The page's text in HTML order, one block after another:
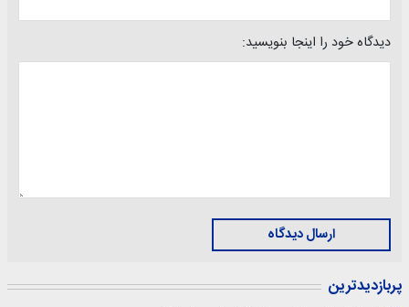
دیدگاه خود را اینجا بنویسید:
ارسال دیدگاه
پربازدیدترین